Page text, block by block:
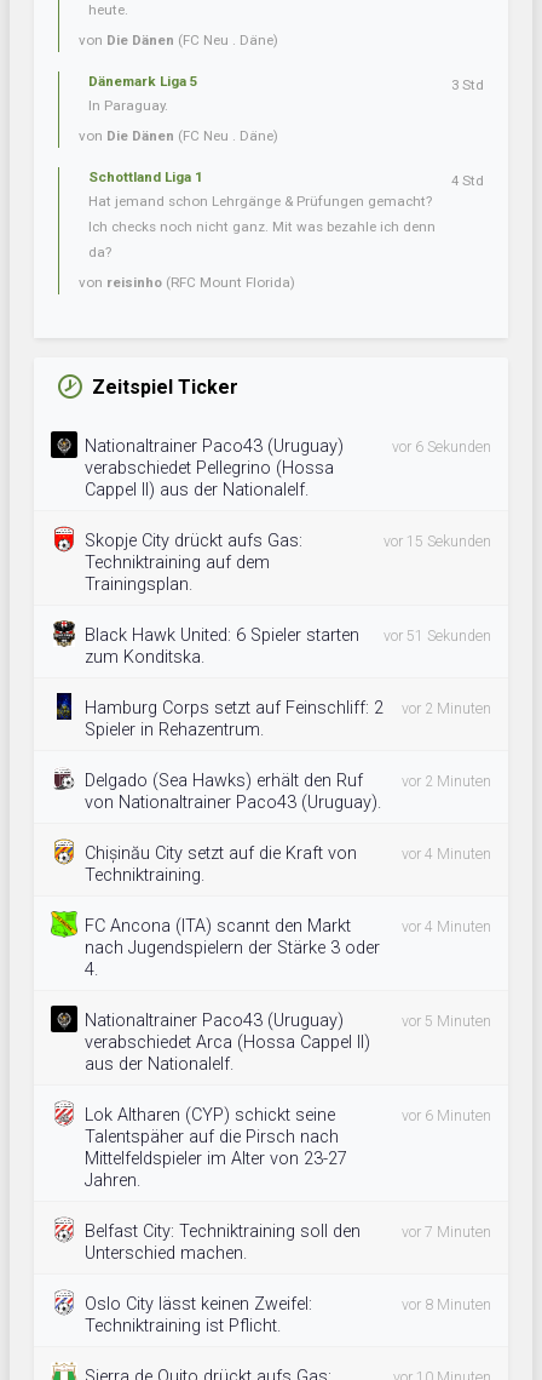
heute.
von Die Dänen (FC Neu . Däne)
Dänemark Liga 5
In Paraguay.
von Die Dänen (FC Neu . Däne)
3 Std
Schottland Liga 1
Hat jemand schon Lehrgänge & Prüfungen gemacht?
Ich checks noch nicht ganz. Mit was bezahle ich denn
da?
von reisinho (RFC Mount Florida)
4 Std
Zeitspiel Ticker
Nationaltrainer Paco43 (Uruguay)
verabschiedet Pellegrino (Hossa
Cappel II) aus der Nationalelf.
vor 6 Sekunden
Skopje City drückt aufs Gas:
Techniktraining auf dem
Trainingsplan.
vor 15 Sekunden
Black Hawk United: 6 Spieler starten
zum Konditska.
vor 51 Sekunden
Hamburg Corps setzt auf Feinschliff: 2
Spieler in Rehazentrum.
vor 2 Minuten
Delgado (Sea Hawks) erhält den Ruf
von Nationaltrainer Paco43 (Uruguay).
vor 2 Minuten
Chișinău City setzt auf die Kraft von
Techniktraining.
vor 4 Minuten
FC Ancona (ITA) scannt den Markt
nach Jugendspielern der Stärke 3 oder
4.
vor 4 Minuten
Nationaltrainer Paco43 (Uruguay)
verabschiedet Arca (Hossa Cappel II)
aus der Nationalelf.
vor 5 Minuten
Lok Altharen (CYP) schickt seine
Talentspäher auf die Pirsch nach
Mittelfeldspieler im Alter von 23-27
Jahren.
vor 6 Minuten
Belfast City: Techniktraining soll den
Unterschied machen.
vor 7 Minuten
Oslo City lässt keinen Zweifel:
Techniktraining ist Pflicht.
vor 8 Minuten